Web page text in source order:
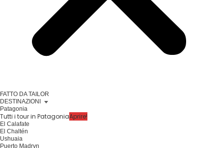
FATTO DA TAILOR
DESTINAZIONI
Patagonia
Tutti i tour in PatagoniaAprire!
El Calafate
El Chaltén
Ushuaia
Puerto Madryn